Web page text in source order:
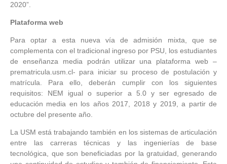
2020”.
Plataforma web
Para optar a esta nueva vía de admisión mixta, que se
complementa con el tradicional ingreso por PSU, los estudiantes
de enseñanza media podrán utilizar una plataforma web –
prematricula.usm.cl- para iniciar su proceso de postulación y
matrícula. Para ello, deberán cumplir con los siguientes
requisitos: NEM igual o superior a 5.0 y ser egresado de
educación media en los años 2017, 2018 y 2019, a partir de
octubre del presente año.
La USM está trabajando también en los sistemas de articulación
entre las carreras técnicas y las ingenierías de base
tecnológica, que son beneficiadas por la gratuidad, generando